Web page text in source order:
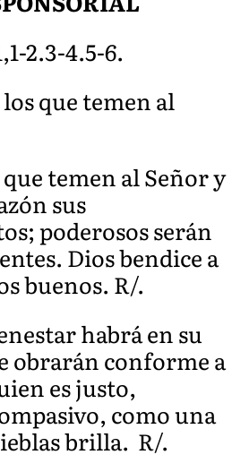
2.3-4.5-6.
que temen al
temen al Señor y
sus
poderosos serán
Dios bendice a
buenos. R/.
habrá en su
obrarán conforme a
es justo,
como una
brilla. R/.